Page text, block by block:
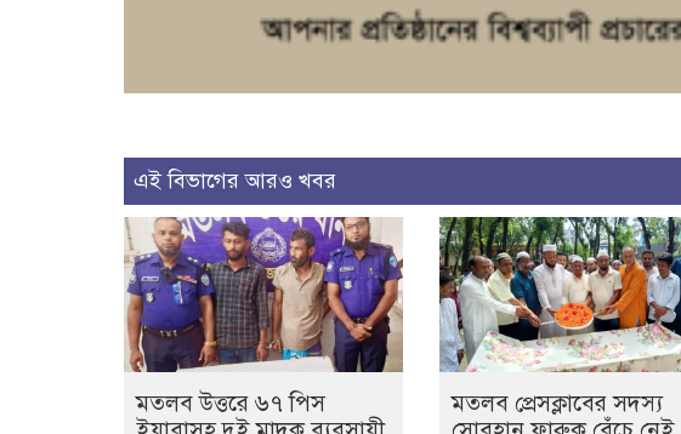
এই বিভাগের আরও খবর
মতলব উত্তরে ৬৭ পিস
মতলব প্রেসক্লাবের সদস্য